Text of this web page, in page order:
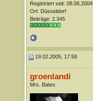
Registriert seit: 08.06.2004
Ort: Düsseldorf
Beiträge: 2.345
19.02.2005, 17:58
groenlandi
Mrs. Bates